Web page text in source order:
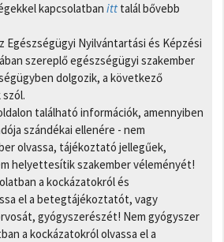
kapcsolatban itt talál bővebb
Egészségügyi Nyilvántartási és Képzési
szereplő egészségügyi szakember
dolgozik, a következő
található információk, amennyiben
szándékai ellenére - nem
olvassa, tájékoztató jellegűek,
helyettesítik szakember véleményét!
a kockázatokról és
el a betegtájékoztatót, vagy
gyógyszerészét! Nem gyógyszer
a kockázatokról olvassa el a